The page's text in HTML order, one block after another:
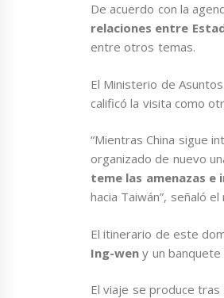
De acuerdo con la
relaciones entre
entre otros temas.
El Ministerio de
calificó la visita como
“Mientras China sigue
organizado de nuevo
teme las amenazas e
hacia Taiwán”, señaló
El itinerario de este
Ing-wen y un
El viaje se produce